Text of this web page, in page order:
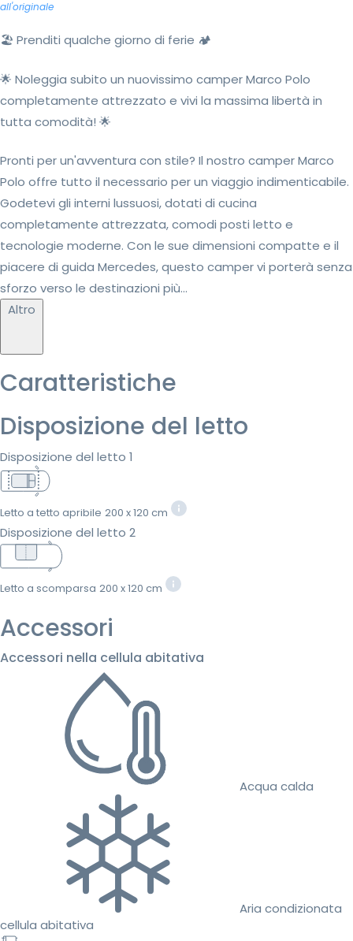
all'originale
🏖️ Prenditi qualche giorno di ferie 🏕️
🌟 Noleggia subito un nuovissimo camper Marco Polo
completamente attrezzato e vivi la massima libertà in
tutta comodità! 🌟
Pronti per un'avventura con stile? Il nostro camper Marco
Polo offre tutto il necessario per un viaggio indimenticabile.
Godetevi gli interni lussuosi, dotati di cucina
completamente attrezzata, comodi posti letto e
tecnologie moderne. Con le sue dimensioni compatte e il
piacere di guida Mercedes, questo camper vi porterà senza
sforzo verso le destinazioni più...
Altro
Caratteristiche
Disposizione del letto
Disposizione del letto 1
Letto a tetto apribile 200 x 120 cm
Disposizione del letto 2
Letto a scomparsa 200 x 120 cm
Accessori
Accessori nella cellula abitativa
Acqua calda
Aria condizionata
cellula abitativa